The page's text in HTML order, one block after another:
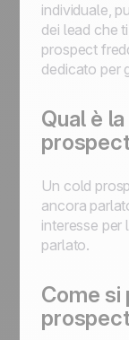
individuale,
dei lead che
prospect
dedicato per
Qual è
Un cold
ancora
interesse per
parlato.
Come si